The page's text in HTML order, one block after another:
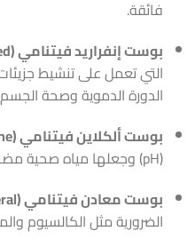
فائقة.
بوست إنفراريد فيتنامي (Infrared):
التي تعمل على تنشيط
الدورة الدموية وصحة
بوست ألكلاين فيتنامي (Alkaline):
(pH) وجعلها مياه صحية مضادة للأكسدة.
بوست معادن فيتنامي (Mineral):
الضرورية مثل الكالسيوم